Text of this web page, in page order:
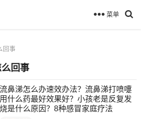
菜单
回事
回事
流鼻涕怎么办速效办法？流鼻涕打喷嚏
用什么药最好效果好？小孩老是反复发
烧是什么原因？8种感冒家庭疗法